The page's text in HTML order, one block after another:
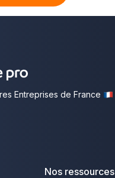
Entreprises de France
Nos ressources